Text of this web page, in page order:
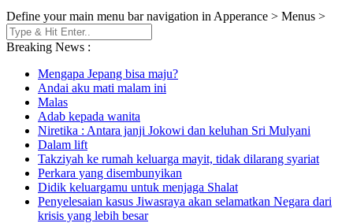
Define your main menu bar navigation in Apperance > Menus >
Breaking News :
Mengapa Jepang bisa maju?
Andai aku mati malam ini
Malas
Adab kepada wanita
Niretika : Antara janji Jokowi dan keluhan Sri Mulyani
Dalam lift
Takziyah ke rumah keluarga mayit, tidak dilarang syariat
Perkara yang disembunyikan
Didik keluargamu untuk menjaga Shalat
Penyelesaian kasus Jiwasraya akan selamatkan Negara dari
krisis yang lebih besar